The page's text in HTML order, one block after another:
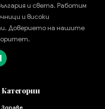
и света. Работим
и високи
Доверието на нашите
Категории
Здраве